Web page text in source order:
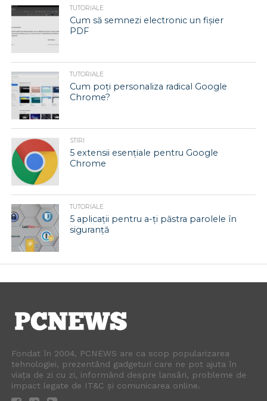
TUTORIALE
Cum să semnezi electronic un fișier
PDF
TUTORIALE
Cum poți personaliza radical Google
Chrome?
STIRI
5 extensii esențiale pentru Google
Chrome
TUTORIALE
5 aplicații pentru a-ți păstra parolele în
siguranță
Fondat în 2004, PCNEWS are ca scop popularizarea
tehnologiei, prezentând gadgeturi care ne pot ajuta în
viața de zi cu zi, informând despre lansări, probleme de
impact legate de IT&C și comunicarea online.